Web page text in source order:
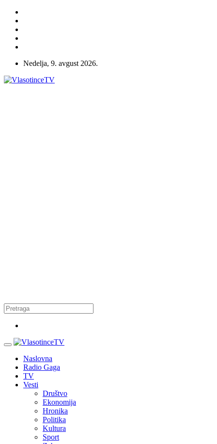
Nedelja, 9. avgust 2026.
Naslovna
Radio Gaga
TV
Vesti
Društvo
Ekonomija
Hronika
Politika
Kultura
Sport